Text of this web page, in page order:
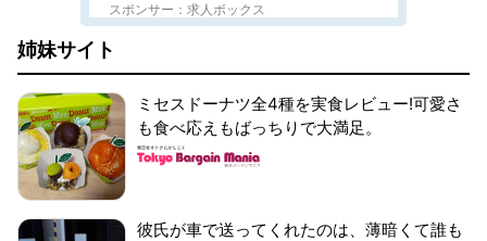
スポンサー：求人ボックス
姉妹サイト
ミセスドーナツ全4種を実食レビュー!可愛さ
も食べ応えもばっちりで大満足。
彼氏が車で送ってくれたのは、薄暗くて誰も